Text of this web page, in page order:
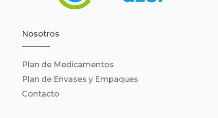
Nosotros
Plan de Medicamentos
Plan de Envases y Empaques
Contacto